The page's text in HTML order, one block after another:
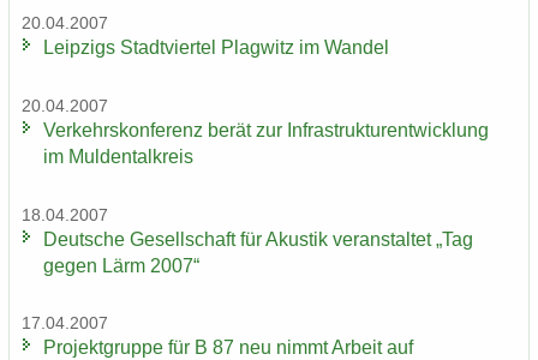
20.04.2007
Leip­zigs Stadt­vier­tel Plag­witz im Wan­del
20.04.2007
Ver­kehrs­kon­fe­renz berät zur In­fra­struk­tur­ent­wick­lung
im Mul­den­tal­kreis
18.04.2007
Deut­sche Ge­sell­schaft für Akus­tik ver­an­stal­tet „Tag
gegen Lärm 2007“
17.04.2007
Pro­jekt­grup­pe für B 87 neu nimmt Ar­beit auf